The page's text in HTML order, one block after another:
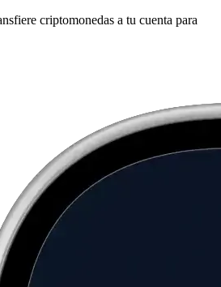
criptomonedas a tu cuenta para